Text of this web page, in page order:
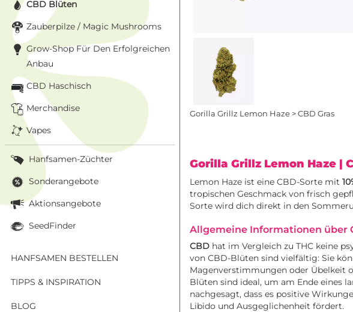
Gorilla Grillz Lemon Haze > CBD Gras
Gorilla Grillz Lemon Haze |
Lemon Haze ist eine CBD-Sorte mit
tropischen Geschmack von frisch
Sorte wird dich direkt in den
Allgemeine Informationen über
CBD hat im Vergleich zu THC keine
von CBD-Blüten sind vielfältig: Sie
Magenverstimmungen oder Übelkeit
Blüten sind ideal, um am Ende eines
nachgesagt, dass es positive
Libido und Ausgeglichenheit fördert.
CBD Blüten
Zauberpilze / Magic Mushrooms
Grow-Shop Für Den Erfolgreichen
Anbau
CBD Haschisch
Merchandise
Vapes
Hanfsamen-Züchter
Sonderangebote
Aktionsangebote
SeedFinder
HANFSAMEN BESTELLEN
TIPPS & INSPIRATION
BLOG